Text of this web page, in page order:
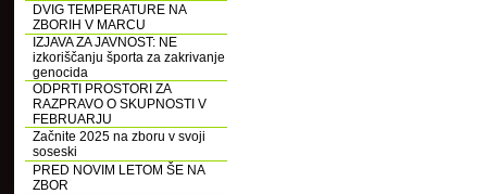
DVIG TEMPERATURE NA
ZBORIH V MARCU
IZJAVA ZA JAVNOST: NE
izkoriščanju športa za zakrivanje
genocida
ODPRTI PROSTORI ZA
RAZPRAVO O SKUPNOSTI V
FEBRUARJU
Začnite 2025 na zboru v svoji
soseski
PRED NOVIM LETOM ŠE NA
ZBOR